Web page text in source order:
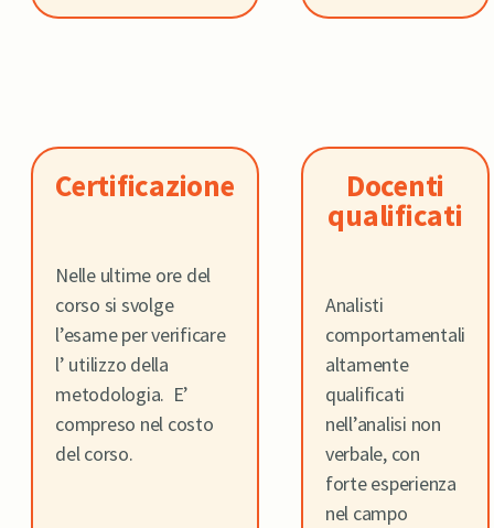
Certificazione
Nelle ultime ore del
corso si svolge
l’esame per verificare
l’ utilizzo della
metodologia. E’
compreso nel costo
del corso.
Docenti
qualificati
Analisti
comportamentali
altamente
qualificati
nell’analisi non
verbale, con
forte esperienza
nel campo